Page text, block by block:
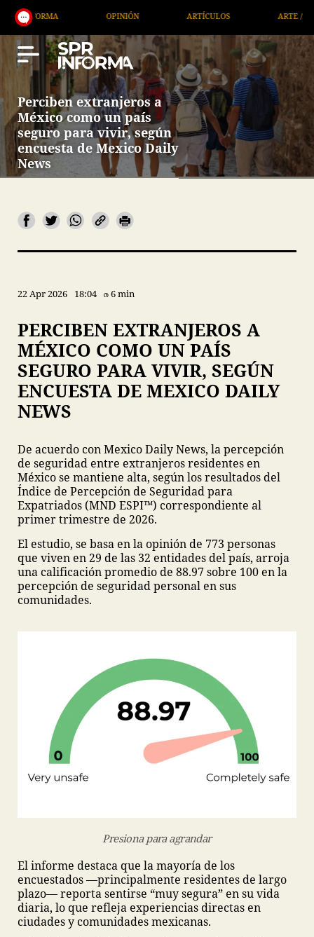
OPINIÓN ARTÍCULOS ARTE / ENTRETENIMIENTO
Perciben extranjeros a
México como un país
seguro para vivir, según
encuesta de Mexico Daily
News
22 Apr 2026 18:04 6 min
PERCIBEN EXTRANJEROS A
MÉXICO COMO UN PAÍS
SEGURO PARA VIVIR, SEGÚN
ENCUESTA DE MEXICO DAILY
NEWS
De acuerdo con Mexico Daily News, la percepción
de seguridad entre extranjeros residentes en
México se mantiene alta, según los resultados del
Índice de Percepción de Seguridad para
Expatriados (MND ESPI™) correspondiente al
primer trimestre de 2026.
El estudio, se basa en la opinión de 773 personas
que viven en 29 de las 32 entidades del país, arroja
una calificación promedio de 88.97 sobre 100 en la
percepción de seguridad personal en sus
comunidades.
Presiona para agrandar
El informe destaca que la mayoría de los
encuestados —principalmente residentes de largo
plazo— reporta sentirse “muy segura” en su vida
diaria, lo que refleja experiencias directas en
ciudades y comunidades mexicanas.